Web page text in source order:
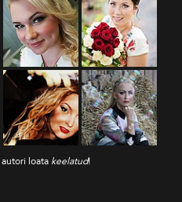
autori loata keelatud!